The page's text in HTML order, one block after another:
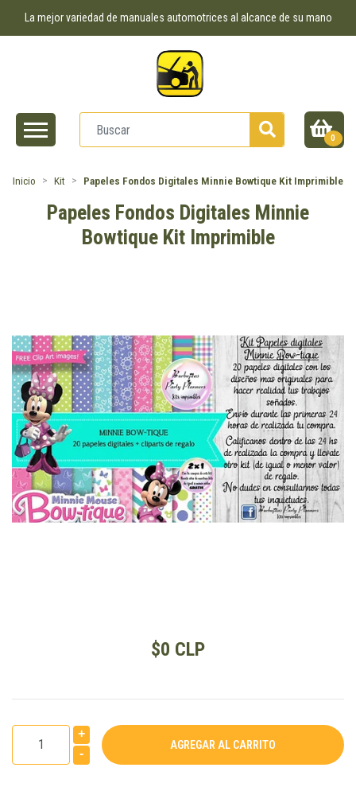
La mejor variedad de manuales automotrices al alcance de su mano
0
Inicio Kit Papeles Fondos Digitales Minnie Bowtique Kit Imprimible
Papeles Fondos Digitales Minnie
Bowtique Kit Imprimible
$0 CLP
+
-